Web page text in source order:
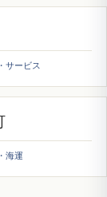
ービス
海運